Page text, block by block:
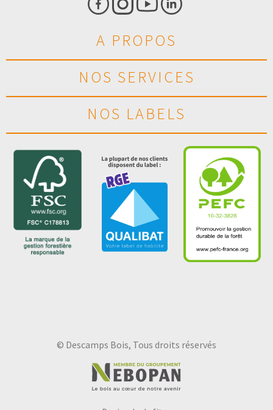
A PROPOS
NOS SERVICES
NOS LABELS
© Descamps Bois, Tous droits réservés